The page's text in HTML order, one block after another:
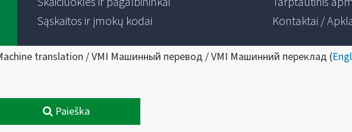
Sąskaitos ir įmokų kodai
Kontaktai /
translation / VMI Машинный перевод / VMI Машинний переклад (
Paieška